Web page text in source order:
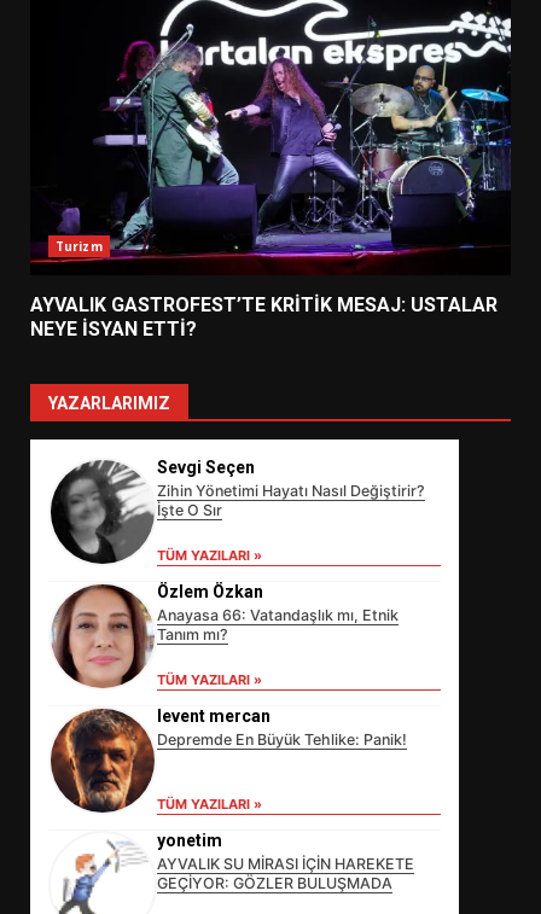
Turizm
AYVALIK GASTROFEST’TE KRİTİK MESAJ: USTALAR
NEYE İSYAN ETTİ?
YAZARLARIMIZ
Sevgi Seçen
Zihin Yönetimi Hayatı Nasıl Değiştirir?
İşte O Sır
TÜM YAZILARI »
Özlem Özkan
Anayasa 66: Vatandaşlık mı, Etnik
Tanım mı?
TÜM YAZILARI »
levent mercan
Depremde En Büyük Tehlike: Panik!
TÜM YAZILARI »
yonetim
AYVALIK SU MİRASI İÇİN HAREKETE
GEÇİYOR: GÖZLER BULUŞMADA
EİB’DE KRİTİK ATAMA:
SÜRDÜRÜLEBİLİRLİKTE NE
4
EDREMİT’İN GURURU TÜRKİYE
FİNALİNDE NE BAŞARDI?
5
BALIKESİR MÜZELERİNDE SÜRE
UZATILDI: NE DEĞİŞTİ?